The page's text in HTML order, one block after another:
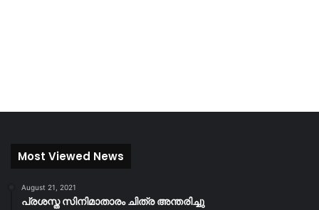
Most Viewed News
August 21, 2021
പ്രശസ്ത സിനിമാതാരം ചിത്ര അന്തരിച്ചു